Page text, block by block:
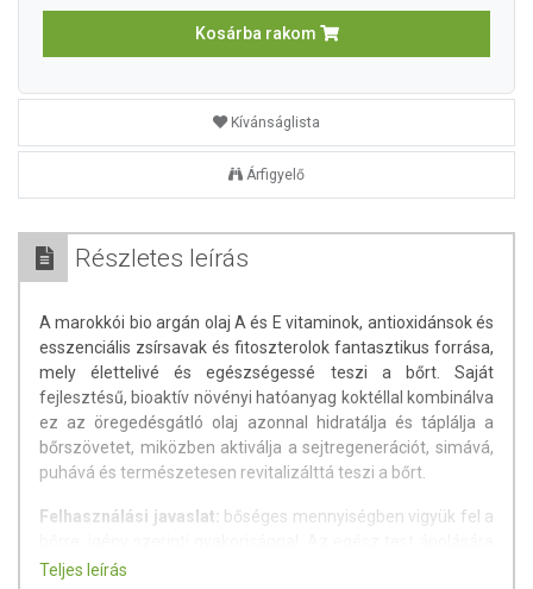
Kosárba rakom
Kívánságlista
Árfigyelő
Részletes leírás
A marokkói bio argán olaj A és E vitaminok, antioxidánsok és
esszenciális zsírsavak és fitoszterolok fantasztikus forrása,
mely élettelivé és egészségessé teszi a bőrt. Saját
fejlesztésű, bioaktív növényi hatóanyag koktéllal kombinálva
ez az öregedésgátló olaj azonnal hidratálja és táplálja a
bőrszövetet, miközben aktiválja a sejtregenerációt, simává,
puhává és természetesen revitalizálttá teszi a bőrt.
Felhasználási javaslat: bőséges mennyiségben vigyük fel a
alkalmas.
Teljes leírás